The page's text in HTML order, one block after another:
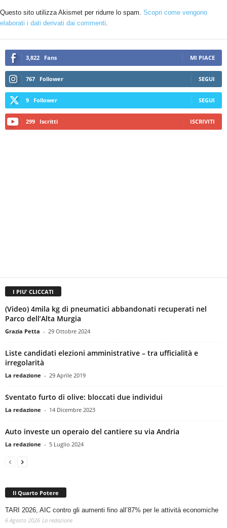
Questo sito utilizza Akismet per ridurre lo spam. Scopri come vengono
elaborati i dati derivati dai commenti.
3,822 Fans MI PIACE
767 Follower SEGUI
9 Follower SEGUI
299 Iscritti ISCRIVITI
I PIU' CLICCATI
(Video) 4mila kg di pneumatici abbandonati recuperati nel
Parco dell’Alta Murgia
Grazia Petta - 29 Ottobre 2024
Liste candidati elezioni amministrative – tra ufficialità e
irregolarità
La redazione - 29 Aprile 2019
Sventato furto di olive: bloccati due individui
La redazione - 14 Dicembre 2023
Auto investe un operaio del cantiere su via Andria
La redazione - 5 Luglio 2024
Il Quarto Potere
TARI 2026, AIC contro gli aumenti fino all’87% per le attività economiche
6 Agosto 2026 La redazione